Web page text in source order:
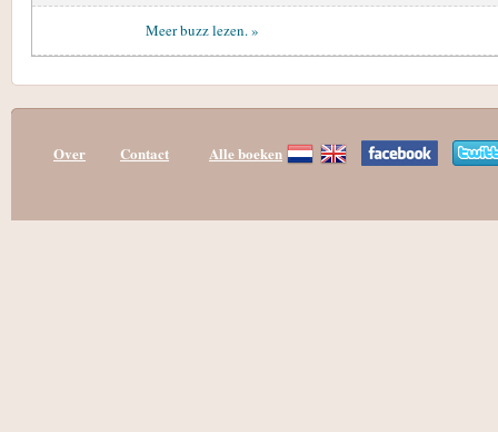
Meer buzz lezen. »
Over Contact Alle boeken